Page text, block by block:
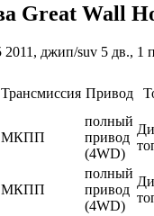
Great Wall
Трансмиссия Привод
МКПП
полный
привод
(4WD)
МКПП
полный
привод
(4WD)